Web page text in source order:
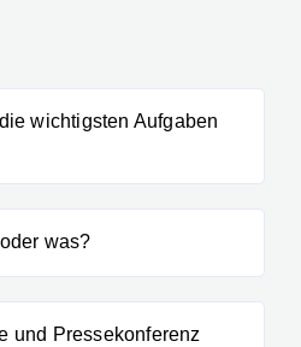
wichtigsten Aufgaben
was?
und Pressekonferenz